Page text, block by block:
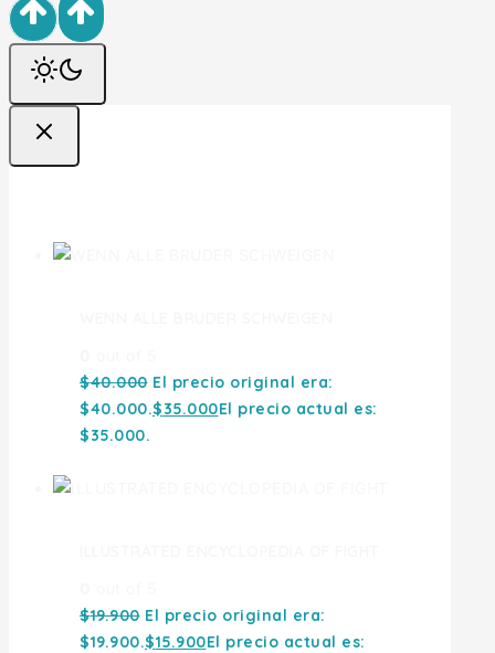
$40.000 El precio original era:
$40.000.$35.000El precio actual es:
$35.000.
$19.900 El precio original era:
$19.900.$15.900El precio actual es: